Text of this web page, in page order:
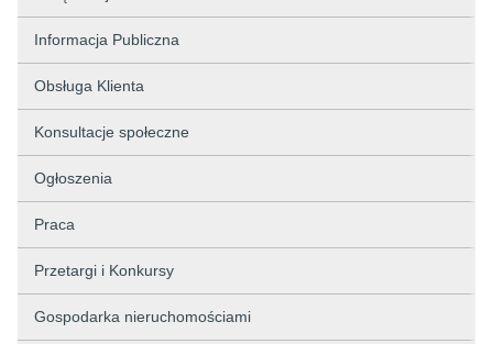
Informacja Publiczna
Obsługa Klienta
Konsultacje społeczne
Ogłoszenia
Praca
Przetargi i Konkursy
Gospodarka nieruchomościami